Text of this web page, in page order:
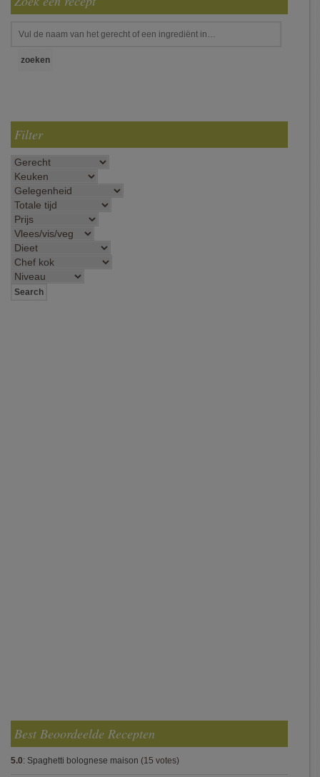
Filter
Best Beoordeelde Recepten
5.0: Spaghetti bolognese maison (15 votes)